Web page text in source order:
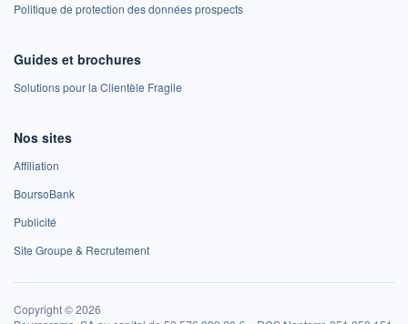
Politique de protection des données prospects
Guides et brochures
Solutions pour la Clientèle Fragile
Nos sites
Affiliation
BoursoBank
Publicité
Site Groupe & Recrutement
Copyright © 2026